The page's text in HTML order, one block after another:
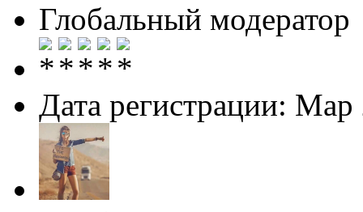
Глобальный модератор
Дата регистрации: Мар